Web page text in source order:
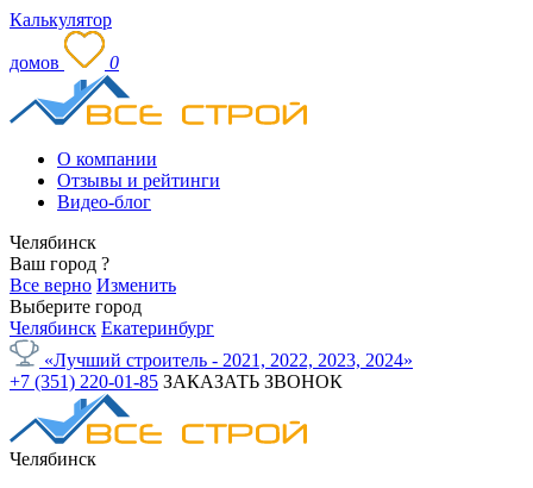
Калькулятор
домов 0
О компании
Отзывы и рейтинги
Видео-блог
Челябинск
Ваш город ?
Все верно Изменить
Выберите город
Челябинск Екатеринбург
«Лучший строитель - 2021, 2022, 2023, 2024»
+7 (351) 220-01-85 ЗАКАЗАТЬ ЗВОНОК
Челябинск